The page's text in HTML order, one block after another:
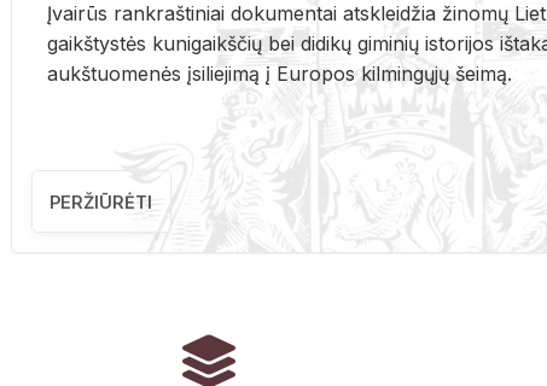
Įvai­rūs rank­raš­ti­niai do­ku­men­tai at­sklei­džia ži­no­mų
gaikš­tys­tės ku­ni­gaikš­čių bei di­di­kų gi­mi­nių is­to­ri­jos
aukš­tuo­me­nės įsi­lie­ji­mą į Eu­ro­pos kil­min­gų­jų šei­mą.
PERŽIŪRĖTI